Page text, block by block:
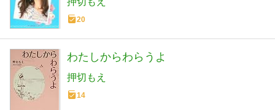
20
わたしからわらうよ
押切もえ
14